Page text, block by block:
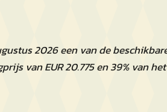
2026 een van de
van EUR 20.775 en 39% van